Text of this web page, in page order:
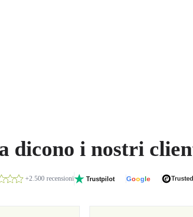
dicono i nostri
+2.500 recensioni Trustpilot Google